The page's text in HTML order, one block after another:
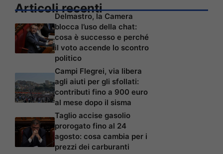
Articoli recenti
Delmastro, la Camera
blocca l’uso della chat:
cosa è successo e perché
il voto accende lo scontro
politico
Campi Flegrei, via libera
agli aiuti per gli sfollati:
contributi fino a 900 euro
al mese dopo il sisma
Taglio accise gasolio
prorogato fino al 24
agosto: cosa cambia per i
prezzi dei carburanti